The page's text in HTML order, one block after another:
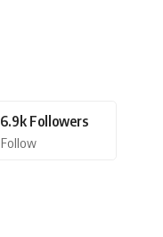
6.9k Followers
Follow